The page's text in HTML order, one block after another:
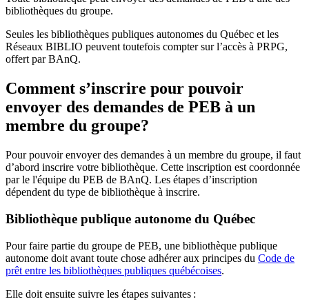
bibliothèques du groupe.
Seules les bibliothèques publiques autonomes du Québec et les
Réseaux BIBLIO peuvent toutefois compter sur l’accès à PRPG,
offert par BAnQ.
Comment s’inscrire pour pouvoir
envoyer des demandes de PEB à un
membre du groupe?
Pour pouvoir envoyer des demandes à un membre du groupe, il faut
d’abord inscrire votre bibliothèque. Cette inscription est coordonnée
par le l'équipe du PEB de BAnQ. Les étapes d’inscription
dépendent du type de bibliothèque à inscrire.
Bibliothèque publique autonome du Québec
Pour faire partie du groupe de PEB, une bibliothèque publique
autonome doit avant toute chose adhérer aux principes du Code de
prêt entre les bibliothèques publiques québécoises.
Elle doit ensuite suivre les étapes suivantes :